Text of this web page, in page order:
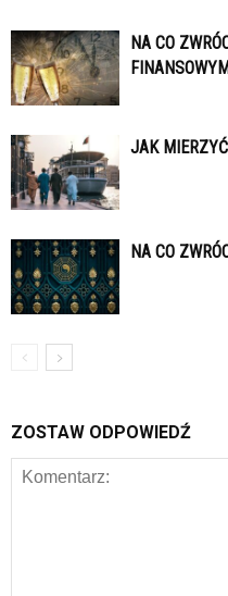
NA CO
JAK
NA CO
ZOSTAW ODPOWIEDŹ